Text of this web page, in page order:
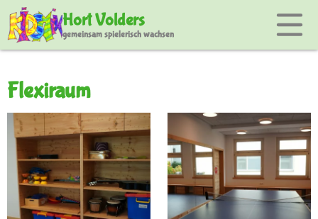
Hort Volders
gemeinsam spielerisch wachsen
Flexiraum